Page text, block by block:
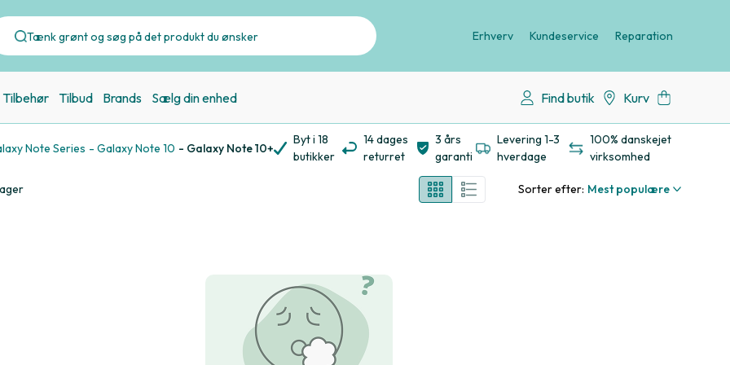
Erhverv Kundeservice Reparation
Tilbehør Tilbud Brands Sælg din enhed Find butik Kurv
Note Series - Galaxy Note 10 - Galaxy Note 10+
Byt i 18
butikker
14 dages
returret
3 års
garanti
Levering 1-3
hverdage
100% danskejet
virksomhed
Sorter efter: Mest populære